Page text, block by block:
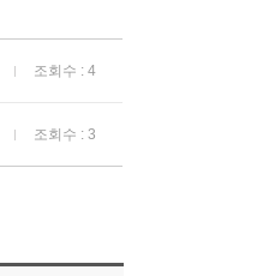
조회수 : 4
조회수 : 3